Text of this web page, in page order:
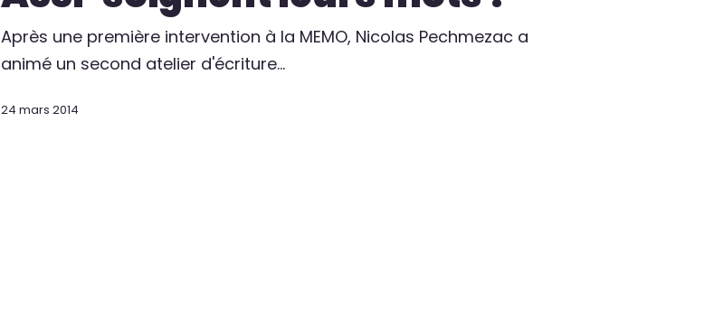
Après une première intervention à la MEMO, Nicolas Pechmezac a
animé un second atelier d'écriture…
24 mars 2014